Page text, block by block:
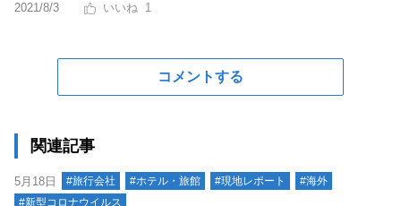
2021/8/3 1
コメントする
関連記事
5月18日 #旅行会社 #ホテル・旅館 #現地レポート
#海外
#新型コロナウイルス